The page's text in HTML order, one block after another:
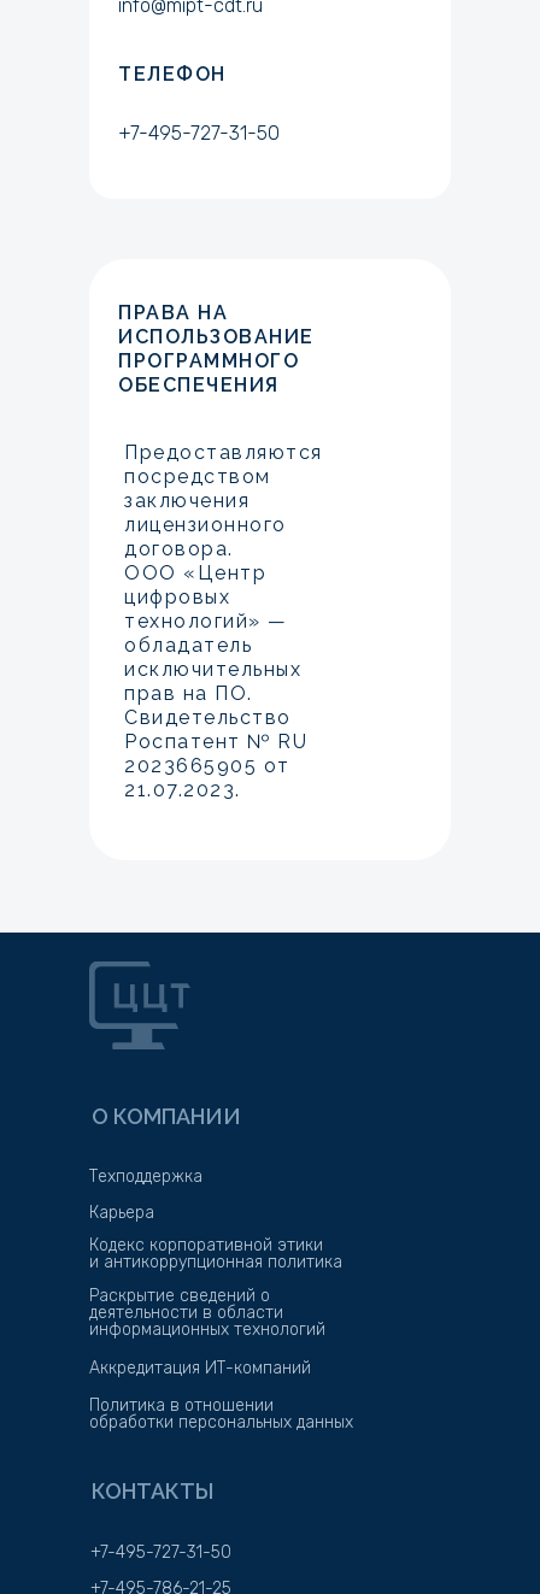
info@mipt-cdt.ru
ТЕЛЕФОН
+7-495-727-31-50
ПРАВА НА
ИСПОЛЬЗОВАНИЕ
ПРОГРАММНОГО
ОБЕСПЕЧЕНИЯ
Предоставляются
посредством
заключения
лицензионного
договора.
ООО «Центр
цифровых
технологий» —
обладатель
исключительных
прав на ПО.
Свидетельство
Роспатент № RU
2023665905 от
21.07.2023.
О КОМПАНИИ
Техподдержка
КОНТАКТЫ
+7-495-727-31-50
Карьера
+7-495-786-21-25
Кодекс корпоративной этики
и антикоррупционная политика
Раскрытие сведений о
деятельности в области
информационных технологий
Аккредитация ИТ-компаний
Политика в отношении
обработки персональных данных